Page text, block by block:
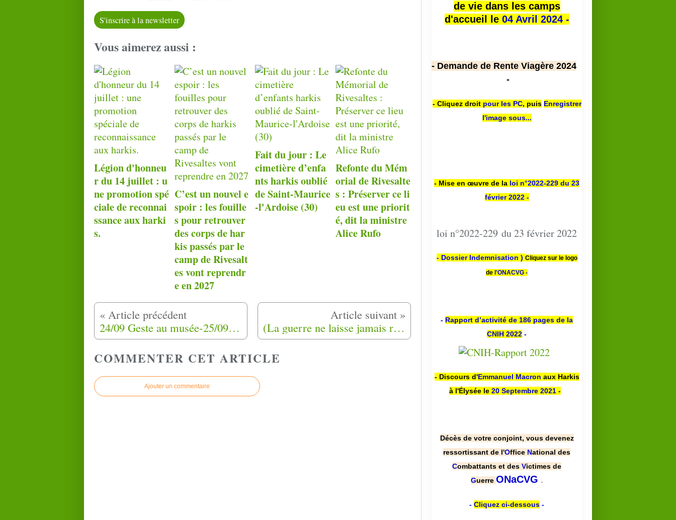
S'inscrire à la newsletter
Vous aimerez aussi :
Légion d'honneu
r du 14 juillet : u
ne promotion spé
ciale de reconnai
ssance aux harki
s.
C’est un nouvel e
spoir : les fouille
s pour retrouver
des corps de har
kis passés par le
camp de Rivesalt
es vont reprendr
e en 2027
Fait du jour : Le
cimetière d’enfa
nts harkis oublié
de Saint-Maurice
-l'Ardoise (30)
Refonte du Mém
orial de Rivesalte
s : Préserver ce li
eu est une priorit
é, dit la ministre
Alice Rufo
24/09 Geste au musée-25/09 2019,journée nationale aux harkis et Belkacem Gueroui nommé Chevalier de l'ordre national du mérite à Ongles(04) (La guerre ne laisse jamais rien de bon derrière elle) le harki Khemissi Dbili livre son histoire à cœur ouvert
COMMENTER CET ARTICLE
Ajouter un commentaire
de vie dans les camps
d'accueil le 04 Avril 2024 -
- Demande de Rente Viagère 2024
-
- Cliquez droit pour les PC, puis Enregistrer
l'image sous...
- Mise en œuvre de la loi n°2022-229 du 23
février 2022 -
loi n°2022-229 du 23 février 2022
- Dossier Indemnisation ) Cliquez sur le logo
de l'ONACVG -
- Rapport d’activité de 186 pages de la
CNIH 2022 -
- Discours d'Emmanuel Macron aux Harkis
à l'Élysée le 20 Septembre 2021 -
Décès de votre conjoint, vous devenez
ressortissant de l'Office National des
Combattants et des Victimes de
Guerre ONaCVG .
- Cliquez ci-dessous -